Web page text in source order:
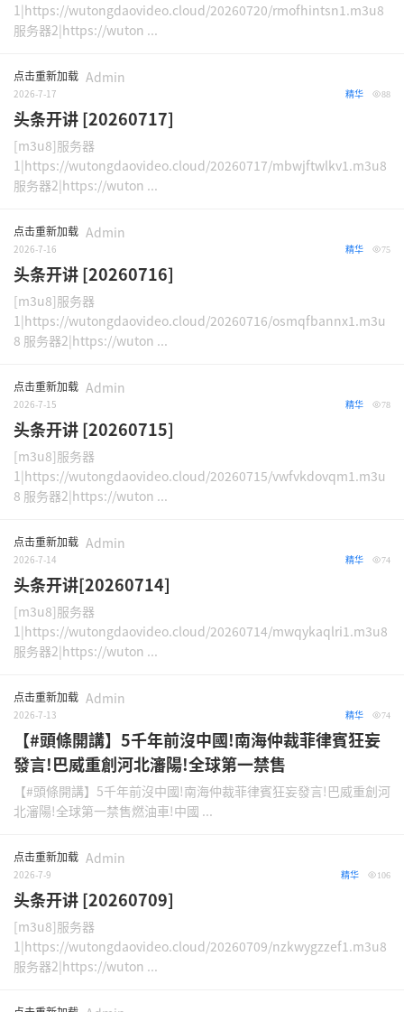
1|https://wutongdaovideo.cloud/20260720/rmofhintsn1.m3u8
服务器2|https://wuton ...
点击重新加载 Admin
2026-7-17 88
精华
头条开讲 [20260717]
[m3u8]服务器
1|https://wutongdaovideo.cloud/20260717/mbwjftwlkv1.m3u8
服务器2|https://wuton ...
点击重新加载 Admin
2026-7-16 75
精华
头条开讲 [20260716]
[m3u8]服务器
1|https://wutongdaovideo.cloud/20260716/osmqfbannx1.m3u
8 服务器2|https://wuton ...
点击重新加载 Admin
2026-7-15 78
精华
头条开讲 [20260715]
[m3u8]服务器
1|https://wutongdaovideo.cloud/20260715/vwfvkdovqm1.m3u
8 服务器2|https://wuton ...
点击重新加载 Admin
2026-7-14 74
精华
头条开讲[20260714]
[m3u8]服务器
1|https://wutongdaovideo.cloud/20260714/mwqykaqlri1.m3u8
服务器2|https://wuton ...
点击重新加载 Admin
2026-7-13 74
精华
【#頭條開講】5千年前沒中國!南海仲裁菲律賓狂妄
發言!巴威重創河北瀋陽!全球第一禁售
【#頭條開講】5千年前沒中國!南海仲裁菲律賓狂妄發言!巴威重創河
北瀋陽!全球第一禁售燃油車!中國 ...
点击重新加载 Admin
2026-7-9 106
精华
头条开讲 [20260709]
[m3u8]服务器
1|https://wutongdaovideo.cloud/20260709/nzkwygzzef1.m3u8
服务器2|https://wuton ...